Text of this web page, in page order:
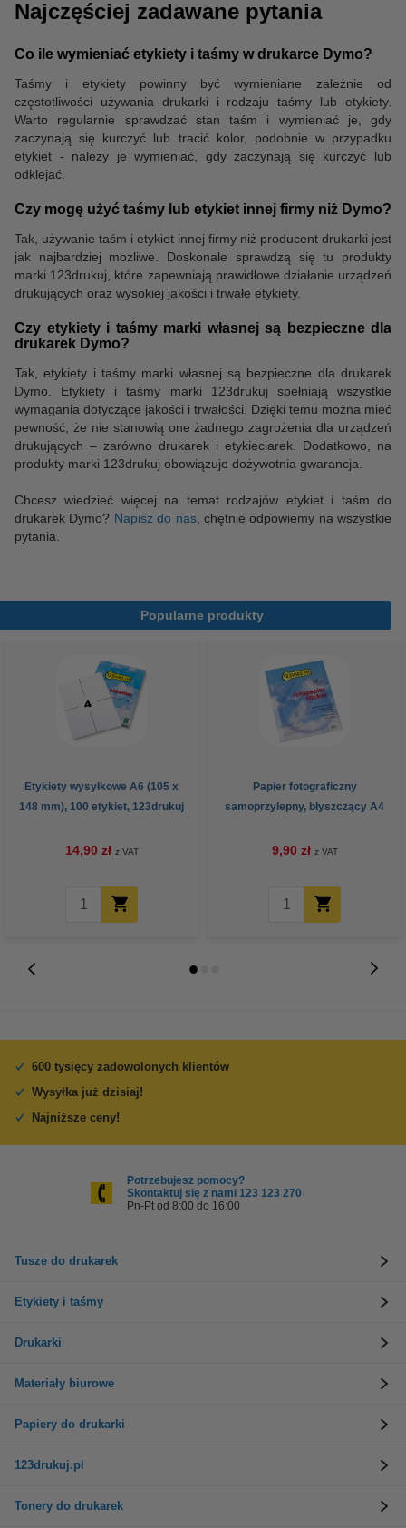
Długopisy
Najczęściej zadawane pytania
Co ile wymieniać etykiety i taśmy w drukarce Dymo?
Taśmy i etykiety powinny być wymieniane zależnie od
częstotliwości używania drukarki i rodzaju taśmy lub etykiety.
Warto regularnie sprawdzać stan taśm i wymieniać je, gdy
zaczynają się kurczyć lub tracić kolor, podobnie w przypadku
etykiet - należy je wymieniać, gdy zaczynają się kurczyć lub
odklejać.
Czy mogę użyć taśmy lub etykiet innej firmy niż Dymo?
Tak, używanie taśm i etykiet innej firmy niż producent drukarki jest
jak najbardziej możliwe. Doskonale sprawdzą się tu produkty
marki 123drukuj, które zapewniają prawidłowe działanie urządzeń
drukujących oraz wysokiej jakości i trwałe etykiety.
Czy etykiety i taśmy marki własnej są bezpieczne dla
drukarek Dymo?
Tak, etykiety i taśmy marki własnej są bezpieczne dla drukarek
Dymo. Etykiety i taśmy marki 123drukuj spełniają wszystkie
wymagania dotyczące jakości i trwałości. Dzięki temu można mieć
pewność, że nie stanowią one żadnego zagrożenia dla urządzeń
drukujących – zarówno drukarek i etykieciarek. Dodatkowo, na
produkty marki 123drukuj obowiązuje dożywotnia gwarancja.
Chcesz wiedzieć więcej na temat rodzajów etykiet i taśm do
drukarek Dymo? Napisz do nas, chętnie odpowiemy na wszystkie
pytania.
Popularne produkty
Etykiety wysyłkowe A6 (105 x
148 mm), 100 etykiet, 123drukuj
14,90 zł z VAT
Papier fotograficzny
samoprzylepny, błyszczący A4
9,90 zł z VAT
600 tysięcy zadowolonych klientów
Wysyłka już dzisiaj!
Najniższe ceny!
Potrzebujesz pomocy?
Skontaktuj się z nami 123 123 270
Pn-Pt od 8:00 do 16:00
Tusze do drukarek
Etykiety i taśmy
Drukarki
Materiały biurowe
Papiery do drukarki
123drukuj.pl
Tonery do drukarek